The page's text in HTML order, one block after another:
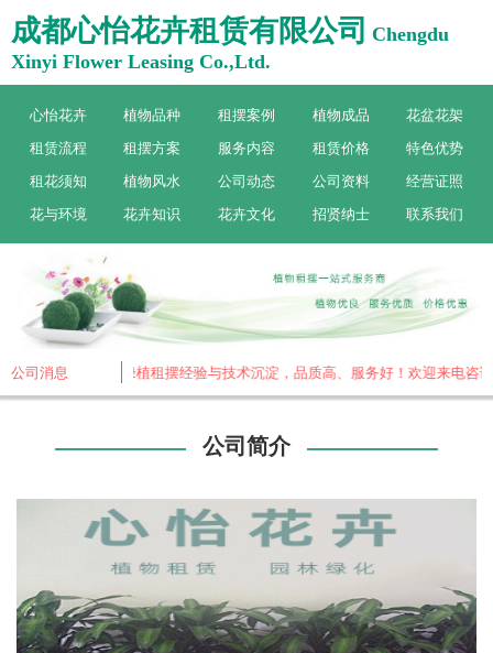
成都心怡花卉租赁有限公司 Chengdu
Xinyi Flower Leasing Co.,Ltd.
心怡花卉 植物品种 租摆案例 植物成品
花盆花架
租赁流程
租摆方案 服务内容 租赁价格
特色优势
租花须知
植物风水 公司动态 公司资料
经营证照
花与环境
花卉知识 花卉文化 招贤纳士 联系我们
公司消息
植物租赁，19年绿植租摆经验与技术沉淀，品质高、服务好！欢迎来电咨询
公司简介